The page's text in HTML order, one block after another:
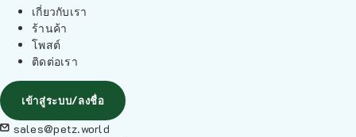
เกี่ยวกับเรา
ร้านค้า
โพสต์
ติดต่อเรา
เข้าสู่ระบบ/ลงชื่อ
sales@petz.world